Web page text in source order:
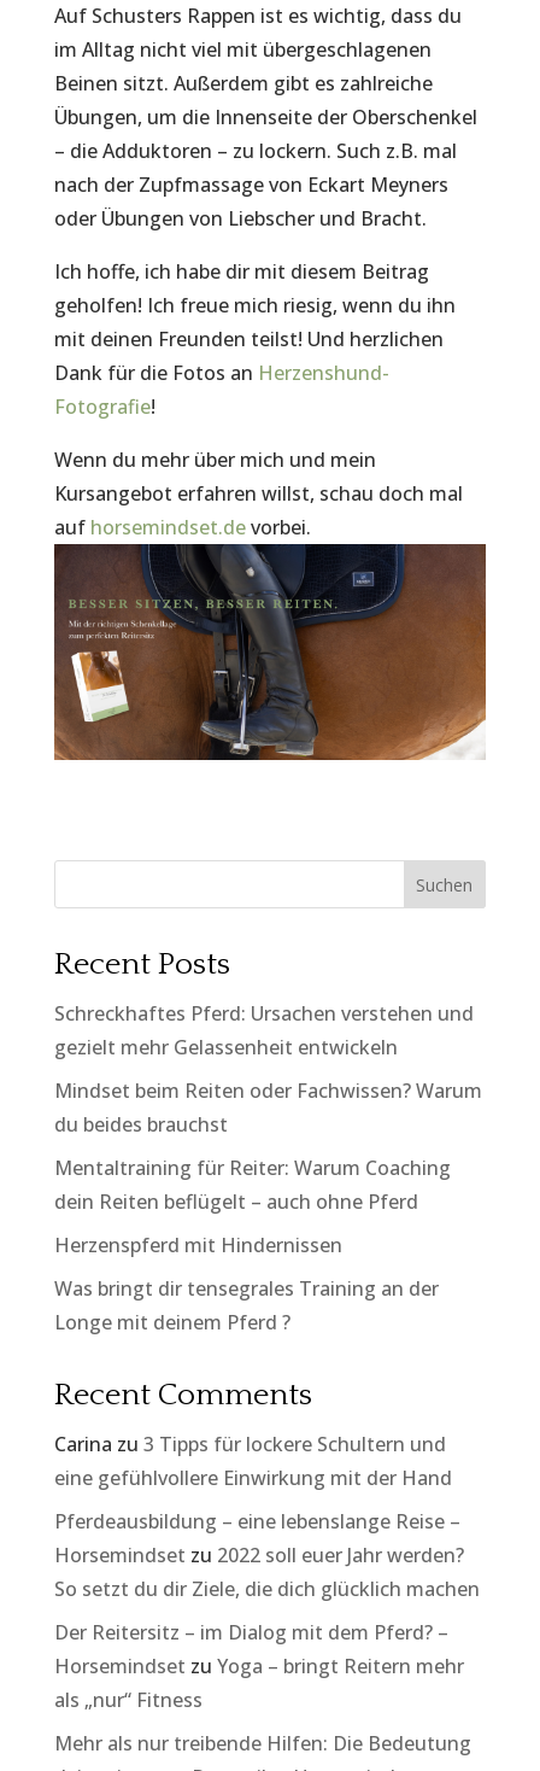
Auf Schusters Rappen ist es wichtig, dass du
im Alltag nicht viel mit übergeschlagenen
Beinen sitzt. Außerdem gibt es zahlreiche
Übungen, um die Innenseite der Oberschenkel
– die Adduktoren – zu lockern. Such z.B. mal
nach der Zupfmassage von Eckart Meyners
oder Übungen von Liebscher und Bracht.
Ich hoffe, ich habe dir mit diesem Beitrag
geholfen! Ich freue mich riesig, wenn du ihn
mit deinen Freunden teilst! Und herzlichen
Dank für die Fotos an Herzenshund-
Fotografie!
Wenn du mehr über mich und mein
Kursangebot erfahren willst, schau doch mal
auf horsemindset.devorbei.
Suchen
Recent Posts
Schreckhaftes Pferd: Ursachen verstehen und
gezielt mehr Gelassenheit entwickeln
Mindset beim Reiten oder Fachwissen? Warum
du beides brauchst
Mentaltraining für Reiter: Warum Coaching
dein Reiten beflügelt – auch ohne Pferd
Herzenspferd mit Hindernissen
Was bringt dir tensegrales Training an der
Longe mit deinem Pferd ?
Recent Comments
Carina zu 3 Tipps für lockere Schultern und
eine gefühlvollere Einwirkung mit der Hand
Pferdeausbildung – eine lebenslange Reise –
Horsemindset zu 2022 soll euer Jahr werden?
So setzt du dir Ziele, die dich glücklich machen
Der Reitersitz – im Dialog mit dem Pferd? –
Horsemindset zu Yoga – bringt Reitern mehr
als „nur“ Fitness
Mehr als nur treibende Hilfen: Die Bedeutung